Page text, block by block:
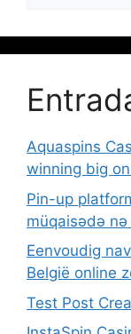
Aquaspins
winning big
Pin-up
müqaisədə nə
Eenvoudig
België online
Test Post